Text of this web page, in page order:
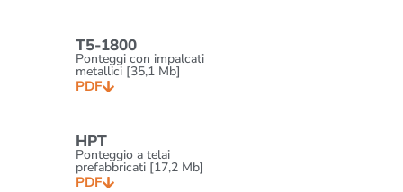
T5-1800
Ponteggi con impalcati
metallici [35,1 Mb]
PDF
HPT
Ponteggio a telai
prefabbricati [17,2 Mb]
PDF